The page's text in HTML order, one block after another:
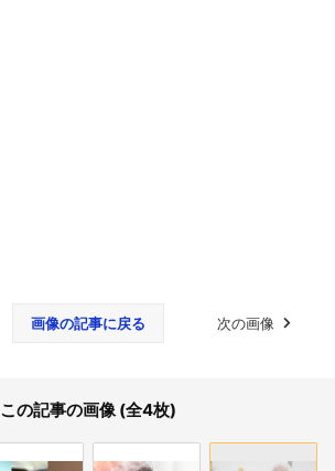
画像の記事に戻る 次の画像
この記事の画像 (全4枚)